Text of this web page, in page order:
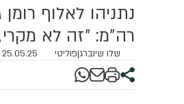
נתניהו לאלוף
רה"מ: "זה לא
שלו שינברג|פוליטי 25.05.25 | 20:27